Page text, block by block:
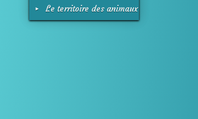
Le territoire des animaux